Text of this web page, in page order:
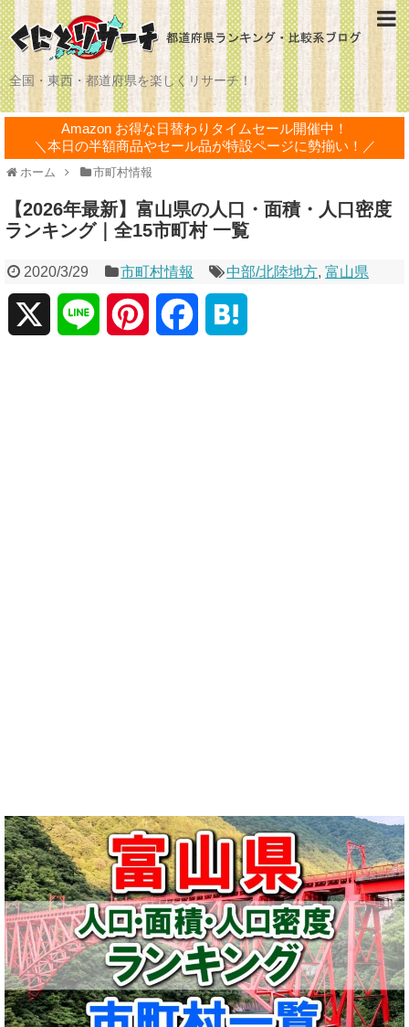
全国・東西・都道府県を楽しくリサーチ！
Amazon お得な日替わりタイムセール開催中！
＼本日の半額商品やセール品が特設ページに勢揃い！／
ホーム 市町村情報
【2026年最新】富山県の人口・面積・人口密度
ランキング｜全15市町村 一覧
2020/3/29 市町村情報 中部/北陸地方,富山県